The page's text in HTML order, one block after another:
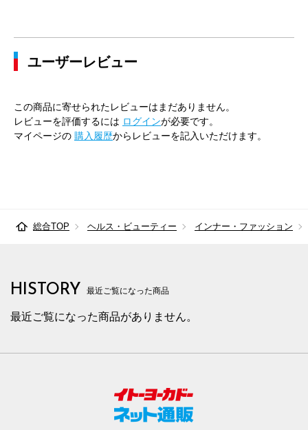
ユーザーレビュー
この商品に寄せられたレビューはまだありません。
レビューを評価するには ログインが必要です。
マイページの 購入履歴からレビューを記入いただけます。
総合TOP ヘルス・ビューティー インナー・ファッション
HISTORY 最近ご覧になった商品
最近ご覧になった商品がありません。